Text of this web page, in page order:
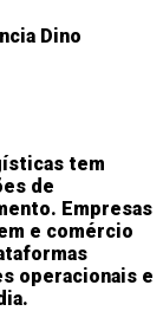
Dino
tem
de
Empresas
e comércio
operacionais e